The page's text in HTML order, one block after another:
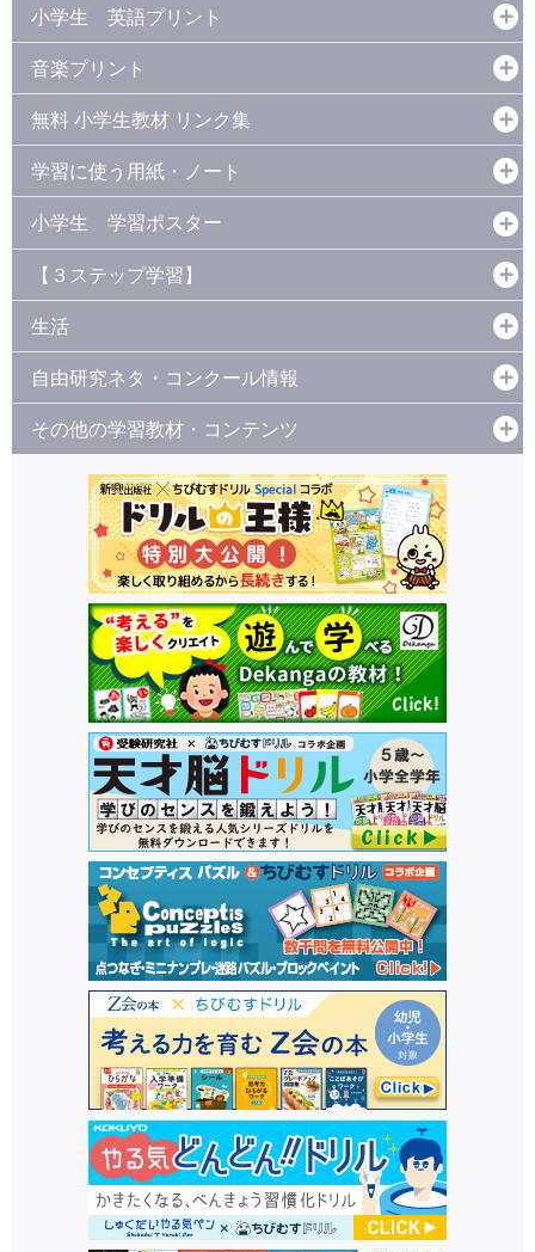
小学生 英語プリント
音楽プリント
無料 小学生教材 リンク集
学習に使う用紙・ノート
小学生 学習ポスター
【３ステップ学習】
生活
自由研究ネタ・コンクール情報
その他の学習教材・コンテンツ